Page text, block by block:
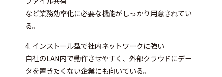
など業務効率化に必要な機能がしっかり用意されてい
る。
4. インストール型で社内ネットワークに強い
自社のLAN内で動作させやすく、外部クラウドにデー
タを置きたくない企業にも向いている。